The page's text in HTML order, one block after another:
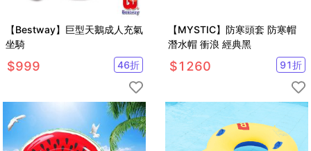
【Bestway】巨型天鵝成人充氣
坐騎
$999 46折
【MYSTIC】防寒頭套 防寒帽
潛水帽 衝浪 經典黑
$1260 91折